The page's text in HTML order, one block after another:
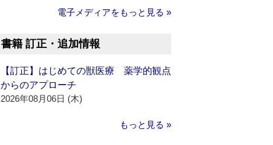
電子メディアをもっと見る »
書籍 訂正・追加情報
【訂正】はじめての獣医療 薬学的観点
からのアプローチ
2026年08月06日 (木)
もっと見る »